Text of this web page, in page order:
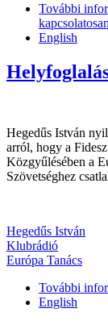
További
kapcsolatosan
English
Hegedűs István
arról, hogy a
Közgyűlésében a
Szövetséghez
Hegedűs István
Klubrádió
Európa Tanács
További
English